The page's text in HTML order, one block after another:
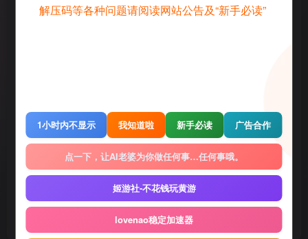
1 · 内容来源于网络，仅供学习交流，请下载后24小时进行删除
2 · 直播录播，请去汉化相关原地址查看和申请授权
Gal 电脑游戏
喜欢就支持一下吧
1144 赞赏 收藏
解压码等各种问题请阅读网站公告及“新手必读”
1小时内不显示 我知道啦 新手必读 广告合作
点一下，让AI老婆为你做任何事…任何事哦。
姬游社-不花钱玩黄游
lovenao稳定加速器